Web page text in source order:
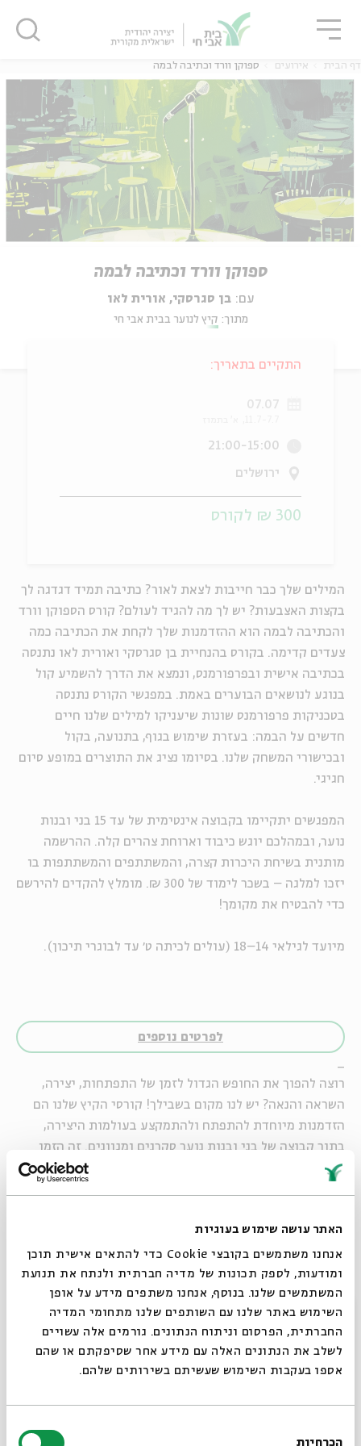
האתר עושה שימוש בעוגיות
אנחנו משתמשים בקובצי Cookie כדי להתאים אישית תוכן
ומודעות, לספק תכונות של מדיה חברתית ולנתח את תנועת
המשתמשים שלנו. בנוסף, אנחנו משתפים מידע על אופן
השימוש באתר שלנו עם השותפים שלנו מתחומי המדיה
החברתית, הפרסום וניתוח הנתונים. גורמים אלה עשויים
לשלב את הנתונים האלה עם מידע אחר שסיפקתם או שהם
אספו בעקבות השימוש שעשיתם בשירותים שלהם.
הכרחיות
דף הבית אירועים ספוקן וורד וכתיבה לבמה
ספוקן וורד וכתיבה לבמה
עם: בן סגרסקי, אורית לאו
מתוך: קיץ לנוער בבית אבי חי
המילים שלך כבר חייבות לצאת לאור? כתיבה תמיד דגדגה לך
בקצות האצבעות? יש לך מה להגיד לעולם? קורס הספוקן וורד
והכתיבה לבמה הוא ההזדמנות שלך לקחת את הכתיבה כמה
צעדים קדימה. בקורס בהנחיית בן סגרסקי ואורית לאו נתנסה
בכתיבה אישית ובפרפורמנס, ונמצא את הדרך להשמיע קול
בנוגע לנושאים הבוערים באמת. במפגשי הקורס נתנסה
בטכניקות פרפורמנס שונות שיעניקו למילים שלנו חיים
חדשים על הבמה: בעזרת שימוש בגוף, בתנועה, בקול
ובכישורי המשחק שלנו. בסיומו נציג את התוצרים במופע סיום
חגיגי.
המפגשים יתקיימו בקבוצה אינטימית של עד 15 בני ובנות
נוער, ובמהלכם יוגש כיבוד וארוחת צהרים קלה. ההרשמה
מותנית בשיחת היכרות קצרה, והמשתתפים והמשתתפות בו
יזכו למלגה – בשכר לימוד של 300 ₪. מומלץ להקדים להירשם
כדי להבטיח את מקומך!
מיועד לגילאי 14–18 (עולים לכיתה ט׳ עד לבוגרי תיכון).
לפרטים נוספים
רוצה להפוך את החופש הגדול לזמן של התפתחות, יצירה,
השראה והנאה? יש לנו מקום בשבילך! קורסי הקיץ שלנו הם
הזדמנות מיוחדת להתפתח ולהתמקצע בעולמות היצירה,
בתוך קבוצה של בני ובנות נוער סקרנים ומגוונים. זה הזמן
לצלול לעולמות האופנה, התיאטרון, האמנות, הספוקן וורד
את הקורסים יובילו יוצרות ויוצרים מהטובים בתחומם, בתוך
קבוצה אינטימית של עד 15 בני ובנות נוער. משך כל קורס
כשבוע, והמשתתפים והמשתתפות בו יזכו למלגה – הרשמה
בשכר לימוד של 300 ₪. ההרשמה מותנית בשיחת היכרות
קצרה. מומלץ להקדים להירשם כדי להבטיח את מקומך!
ראשון–חמישי | 21:00-15:00 | בבית אבי חי
התקיים בתאריך:
07.07
21:00-15:00
ירושלים
300 ₪ לקורס
סגור
סגור